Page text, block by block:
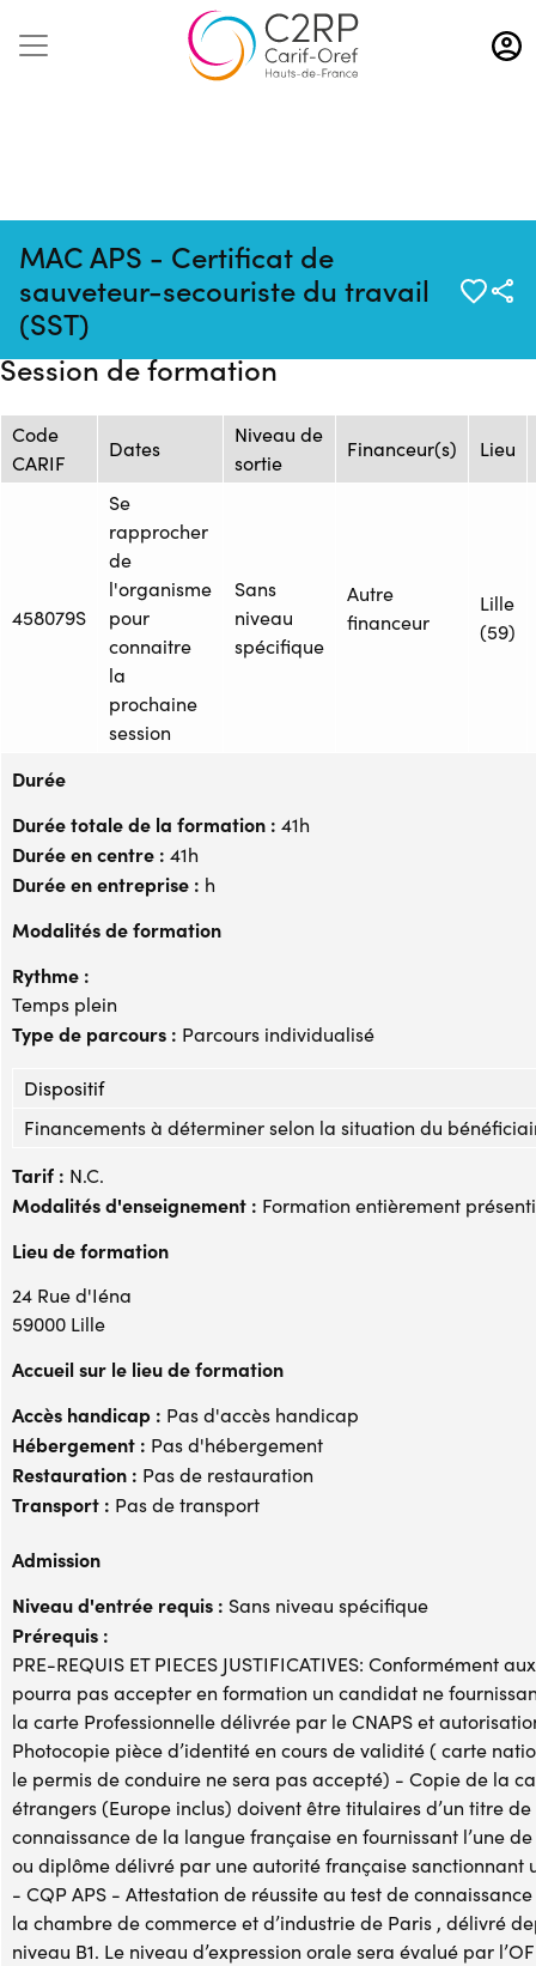
Aller
au
contenu
MAC APS - Certificat de
sauveteur-secouriste du travail
(SST)
Mise à
jour :
19/11/2025
Formation
: 1247328
Source : OFPA - Organisme de
Formation Professionnelle de
Session de formation
Code
CARIF
Dates
Niveau de
sortie
Financeur(s) Lieu
458079S
Se
rapprocher
de
l'organisme
pour
connaitre
la
prochaine
session
Sans
niveau
spécifique
Autre
financeur
Lille
(59)
Durée
Durée totale de la formation : 41h
Durée en centre : 41h
Durée en entreprise : h
Modalités de formation
Rythme :
Temps plein
Type de parcours : Parcours individualisé
Dispositif
Financements à déterminer selon la situation du
Tarif : N.C.
Modalités d'enseignement : Formation entièrement
Lieu de formation
24 Rue d'Iéna
59000 Lille
Accueil sur le lieu de formation
Accès handicap : Pas d'accès handicap
Hébergement : Pas d'hébergement
Restauration : Pas de restauration
Transport : Pas de transport
Admission
Niveau d'entrée requis : Sans niveau spécifique
Prérequis :
PRE-REQUIS ET PIECES JUSTIFICATIVES:
pourra pas accepter en formation un candidat ne
la carte Professionnelle délivrée par le CNAPS et
Photocopie pièce d’identité en cours de validité ( carte
le permis de conduire ne sera pas accepté) - Copie de la
étrangers (Europe inclus) doivent être titulaires d’un titre
connaissance de la langue française en fournissant l’une
ou diplôme délivré par une autorité française sanctionnant
- CQP APS - Attestation de réussite au test de
la chambre de commerce et d’industrie de Paris , délivré
niveau B1. Le niveau d’expression orale sera évalué par